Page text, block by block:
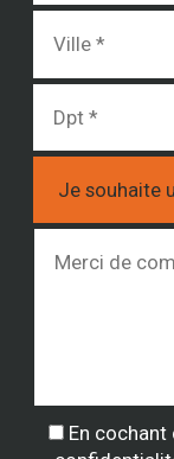
En cochant